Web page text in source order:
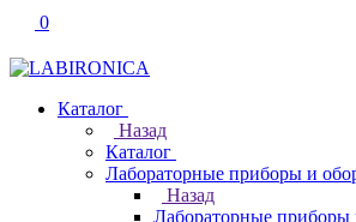
0
Каталог
Назад
Каталог
Лабораторные приборы и
Назад
Лабораторные приборы